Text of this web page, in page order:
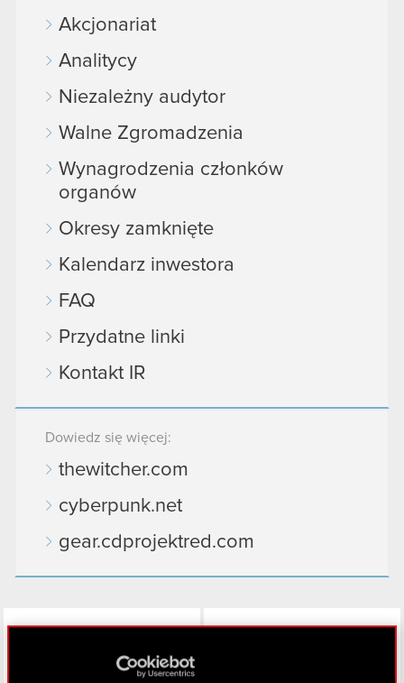
Akcjonariat
Analitycy
Niezależny audytor
Walne Zgromadzenia
Wynagrodzenia członków
organów
Okresy zamknięte
Kalendarz inwestora
FAQ
Przydatne linki
Kontakt IR
Dowiedz się więcej:
thewitcher.com
cyberpunk.net
gear.cdprojektred.com
LinkedIn